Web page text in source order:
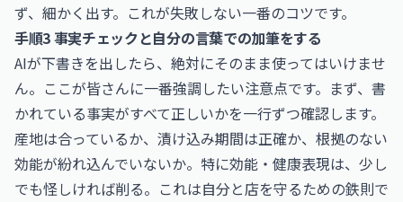
ず、細かく出す。これが失敗しない一番のコツです。
手順3 事実チェックと自分の言葉での加筆をする
AIが下書きを出したら、絶対にそのまま使ってはいけませ
ん。ここが皆さんに一番強調したい注意点です。まず、書
かれている事実がすべて正しいかを一行ずつ確認します。
産地は合っているか、漬け込み期間は正確か、根拠のない
効能が紛れ込んでいないか。特に効能・健康表現は、少し
でも怪しければ削る。これは自分と店を守るための鉄則で